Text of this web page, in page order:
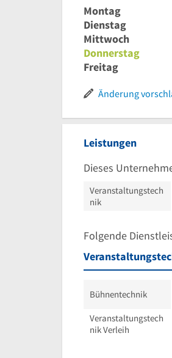
Montag
Dienstag
Mittwoch
Donnerstag
Freitag
Änderung
Leistungen
Dieses
Veranstaltungstech
nik
Folgende
Bühnentechnik
Veranstaltungstech
nik Verleih